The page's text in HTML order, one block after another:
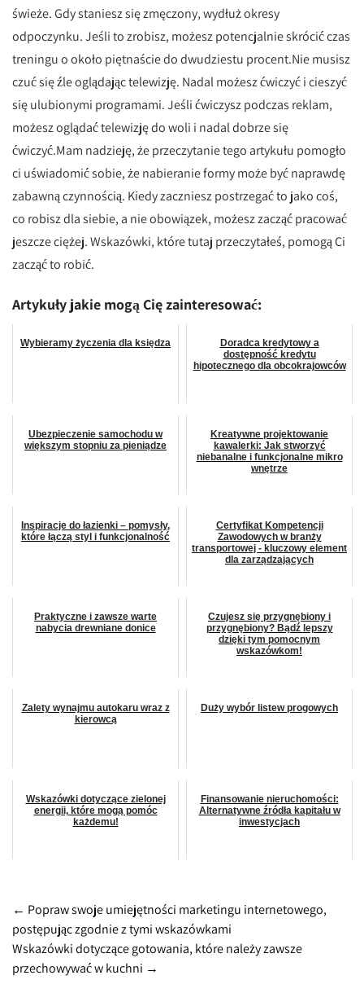
świeże. Gdy staniesz się zmęczony, wydłuż okresy
odpoczynku. Jeśli to zrobisz, możesz potencjalnie skrócić czas
treningu o około piętnaście do dwudziestu procent.Nie musisz
czuć się źle oglądając telewizję. Nadal możesz ćwiczyć i cieszyć
się ulubionymi programami. Jeśli ćwiczysz podczas reklam,
możesz oglądać telewizję do woli i nadal dobrze się
ćwiczyć.Mam nadzieję, że przeczytanie tego artykułu pomogło
ci uświadomić sobie, że nabieranie formy może być naprawdę
zabawną czynnością. Kiedy zaczniesz postrzegać to jako coś,
co robisz dla siebie, a nie obowiązek, możesz zacząć pracować
jeszcze ciężej. Wskazówki, które tutaj przeczytałeś, pomogą Ci
zacząć to robić.
Artykuły jakie mogą Cię zainteresować:
Wybieramy życzenia dla księdza
Doradca kredytowy a
dostępność kredytu
hipotecznego dla obcokrajowców
Ubezpieczenie samochodu w
większym stopniu za pieniądze
Kreatywne projektowanie
kawalerki: Jak stworzyć
niebanalne i funkcjonalne mikro
wnętrze
Inspiracje do łazienki – pomysły,
które łączą styl i funkcjonalność
Certyfikat Kompetencji
Zawodowych w branży
transportowej - kluczowy element
dla zarządzających
Praktyczne i zawsze warte
nabycia drewniane donice
Czujesz się przygnębiony i
przygnębiony? Bądź lepszy
dzięki tym pomocnym
wskazówkom!
Zalety wynajmu autokaru wraz z
kierowcą
Duży wybór listew progowych
Wskazówki dotyczące zielonej
energii, które mogą pomóc
każdemu!
Finansowanie nieruchomości:
Alternatywne źródła kapitału w
inwestycjach
Post
navigation
← Popraw swoje umiejętności marketingu internetowego,
postępując zgodnie z tymi wskazówkami
Wskazówki dotyczące gotowania, które należy zawsze
przechowywać w kuchni →